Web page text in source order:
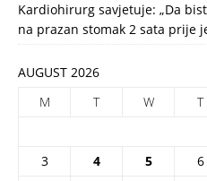
Kardiohirurg savjetuje: „Da
na prazan stomak 2 sata prije
AUGUST 2026
M
T W T
3
4 5 6